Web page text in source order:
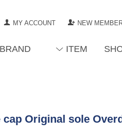
MY ACCOUNT NEW
BRAND ITEM
cap Original sole